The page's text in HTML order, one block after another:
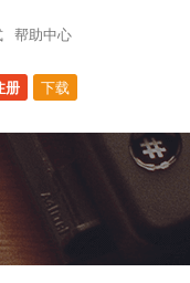
帮助中心
册 下载